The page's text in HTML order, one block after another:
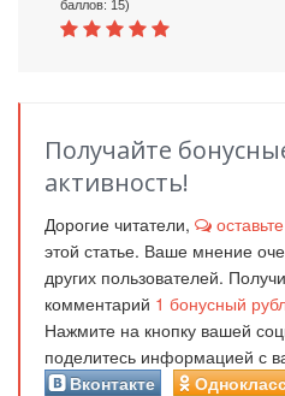
баллов: 15)
Получайте
активность!
Дорогие читатели,
этой статье. Ваше мнение
других пользователей.
комментарий 1 бонусный
Нажмите на кнопку вашей
поделитесь информацией с
Вконтакте